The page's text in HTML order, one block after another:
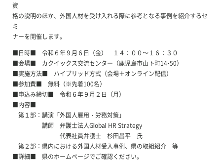
資
格の説明のほか、外国人材を受け入れる際に参考となる事例を紹介するセ
ミ
ナーを開催します。
■日時■ 令和６年９月６日（金） １４：００～１６：３０
■会場■ カクイックス交流センター（鹿児島市山下町14-50）
■実施方法■ ハイブリッド方式（会場＋オンライン配信）
■参加費■ 無料（※先着100名）
■申込み締切■ 令和６年９月２日（月）
■内容■
第１部：講演「外国人雇用・労務対策」
講師 弁護士法人Global HR Strategy
代表社員弁護士 杉田昌平 氏
第２部：県内における外国人材受入事例、県の取組紹介 等
■詳細■ 県のホームページでご確認ください。